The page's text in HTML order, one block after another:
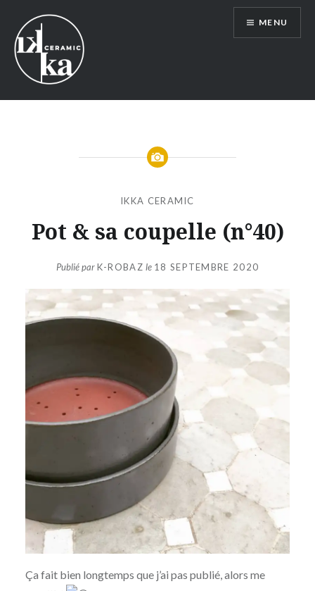
contenu
IKKA
MENU
IKKA CERAMIC
Pot & sa coupelle (n°40)
Publié parK-ROBAZ le 18 SEPTEMBRE 2020
Ça fait bien longtemps que j’ai pas publié, alors me